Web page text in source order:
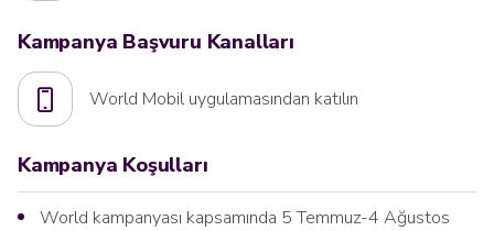
Kampanya Başvuru Kanalları
World Mobil uygulamasından katılın
Kampanya Koşulları
World kampanyası kapsamında 5 Temmuz-4 Ağustos